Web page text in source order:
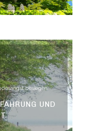
besiegen
UND